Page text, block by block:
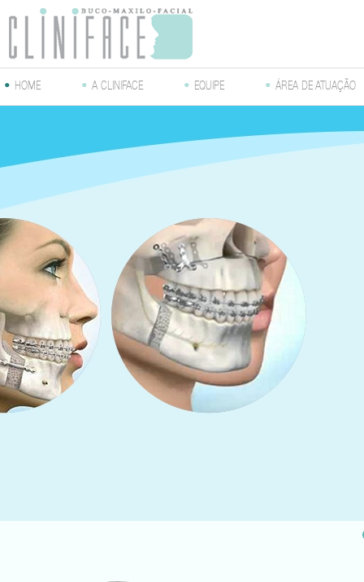
• HOME • A CLINIFACE • EQUIPE • ÁREA DE ATUAÇÃO